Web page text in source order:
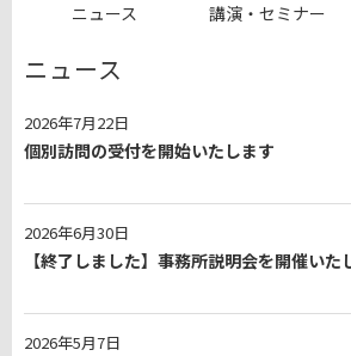
ニュース 講演・セミナー
ニュース
2026年7月22日
個別訪問の受付を開始いたします
2026年6月30日
【終了しました】事務所説明会を開催いた
2026年5月7日